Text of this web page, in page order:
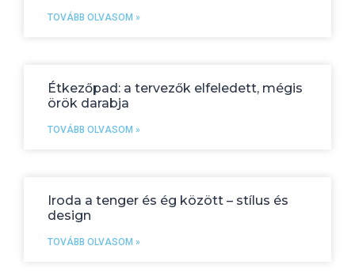
TOVÁBB OLVASOM »
Étkezőpad: a tervezők elfeledett, mégis
örök darabja
TOVÁBB OLVASOM »
Iroda a tenger és ég között – stílus és
design
TOVÁBB OLVASOM »